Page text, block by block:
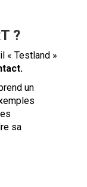
?
« Testland »
un
sa